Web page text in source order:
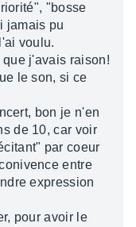
"bosse
jamais pu
voulu.
j'avais raison!
le son, si ce
bon je n'en
de 10, car voir
par coeur
entre
expression
pour avoir le